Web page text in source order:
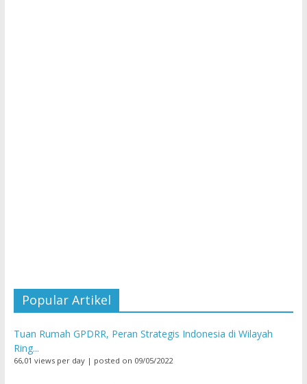
Popular Artikel
Tuan Rumah GPDRR, Peran Strategis Indonesia di Wilayah
Ring...
66,01 views per day| posted on 09/05/2022